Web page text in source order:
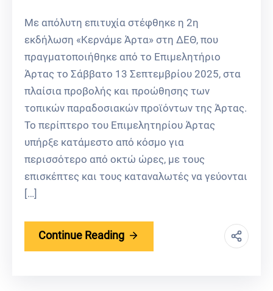
Με απόλυτη επιτυχία στέφθηκε η 2η
εκδήλωση «Κερνάμε Άρτα» στη ΔΕΘ, που
πραγματοποιήθηκε από το Επιμελητήριο
Άρτας το Σάββατο 13 Σεπτεμβρίου 2025, στα
πλαίσια προβολής και προώθησης των
τοπικών παραδοσιακών προϊόντων της Άρτας.
Το περίπτερο του Επιμελητηρίου Άρτας
υπήρξε κατάμεστο από κόσμο για
περισσότερο από οκτώ ώρες, με τους
επισκέπτες και τους καταναλωτές να γεύονται
[…]
Continue Reading